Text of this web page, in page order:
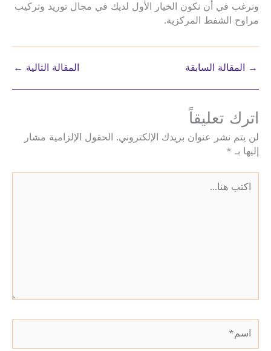
ونرغب في أن نكون الخيار الأول لديك في مجال توريد وتركيب
مراوح الشفط المركزية.
→ المقالة السابقة المقالة التالية ←
اترك تعليقاً
لن يتم نشر عنوان بريدك الإلكتروني.
الحقول الإلزامية مشار
إليها بـ *
هنا...